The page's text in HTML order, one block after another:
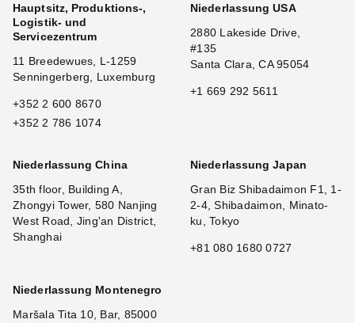
Hauptsitz, Produktions-,
Logistik- und
Servicezentrum
11 Breedewues, L-1259
Senningerberg, Luxemburg
+352 2 600 8670
+352 2 786 1074
Niederlassung USA
2880 Lakeside Drive,
#135
Santa Clara, CA 95054
+1 669 292 5611
Niederlassung China
35th floor, Building A,
Zhongyi Tower, 580 Nanjing
West Road, Jing'an District,
Shanghai
Niederlassung Japan
Gran Biz Shibadaimon F1, 1-
2-4, Shibadaimon, Minato-
ku, Tokyo
+81 080 1680 0727
Niederlassung Montenegro
Maršala Tita 10, Bar, 85000